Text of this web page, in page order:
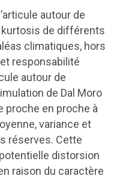
autour de
kurtosis de différents
climatiques, hors
responsabilité
autour de
de Dal Moro
proche en proche à
variance et
réserves. Cette
distorsion
raison du caractère